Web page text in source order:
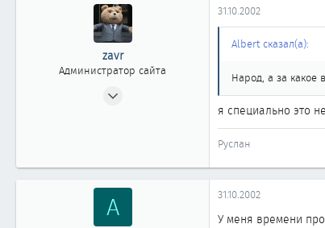
zavr
Администратор сайта
Москва
31.10.2002
Albert сказал(а):
Народ, а за какое
я специально это
Руслан
А 31.10.2002
У меня времени